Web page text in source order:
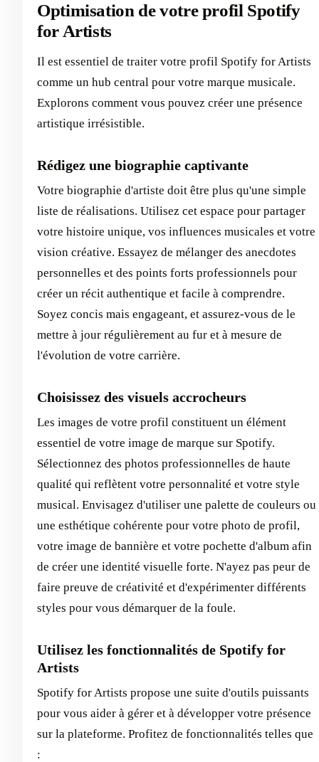
Optimisation de votre profil Spotify
for Artists
Il est essentiel de traiter votre profil Spotify for Artists
comme un hub central pour votre marque musicale.
Explorons comment vous pouvez créer une présence
artistique irrésistible.
Rédigez une biographie captivante
Votre biographie d'artiste doit être plus qu'une simple
liste de réalisations. Utilisez cet espace pour partager
votre histoire unique, vos influences musicales et votre
vision créative. Essayez de mélanger des anecdotes
personnelles et des points forts professionnels pour
créer un récit authentique et facile à comprendre.
Soyez concis mais engageant, et assurez-vous de le
mettre à jour régulièrement au fur et à mesure de
l'évolution de votre carrière.
Choisissez des visuels accrocheurs
Les images de votre profil constituent un élément
essentiel de votre image de marque sur Spotify.
Sélectionnez des photos professionnelles de haute
qualité qui reflètent votre personnalité et votre style
musical. Envisagez d'utiliser une palette de couleurs ou
une esthétique cohérente pour votre photo de profil,
votre image de bannière et votre pochette d'album afin
de créer une identité visuelle forte. N'ayez pas peur de
faire preuve de créativité et d'expérimenter différents
styles pour vous démarquer de la foule.
Utilisez les fonctionnalités de Spotify for
Artists
Spotify for Artists propose une suite d'outils puissants
pour vous aider à gérer et à développer votre présence
sur la plateforme. Profitez de fonctionnalités telles que
: